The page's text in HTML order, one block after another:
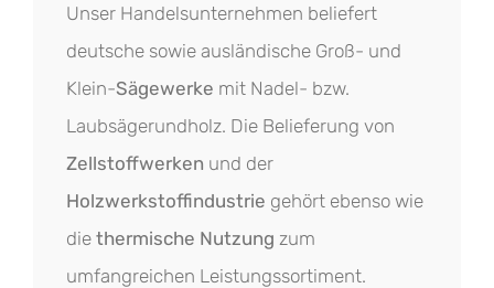
Unser Handelsunternehmen beliefert
deutsche sowie ausländische Groß- und
Klein-Sägewerke mit Nadel- bzw.
Laubsägerundholz. Die Belieferung von
Zellstoffwerken und der
Holzwerkstoffindustrie gehört ebenso wie
die thermische Nutzung zum
umfangreichen Leistungssortiment.